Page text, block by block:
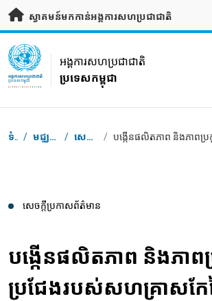
រំលងទៅមាតិកាសំខាន់
ស្វាគមន៍មកកាន់អង្គការសហប្រជាជាតិ
UN Logo
អង្គការសហប្រជាជាតិ
ប្រទេសកម្ពុជា
អង្គការសហប្រជាជាតិ
ប្រទេសកម្ពុជា
Breadcrumb
ទំព័រដើម / មជ្ឈមណ្ឌលសារព័ត៌មាន / សេចក្តី​ប្រកាស​ព័ត៌មាន /
សេចក្តី​ប្រកាស​ព័ត៌មាន
បង្កើនផលិតភាព និងភាព
ប្រជែងរបស់សហគ្រាសកែ